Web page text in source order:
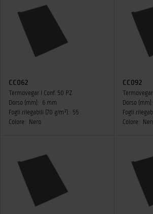
CC062
Termovegar I Conf. 50 PZ
Dorso (mm):
6 mm
Fogli rilegabili (70 g/m²):
55
Colore:
Nero
CC092
Dorso (mm):
Fogli
Colore: